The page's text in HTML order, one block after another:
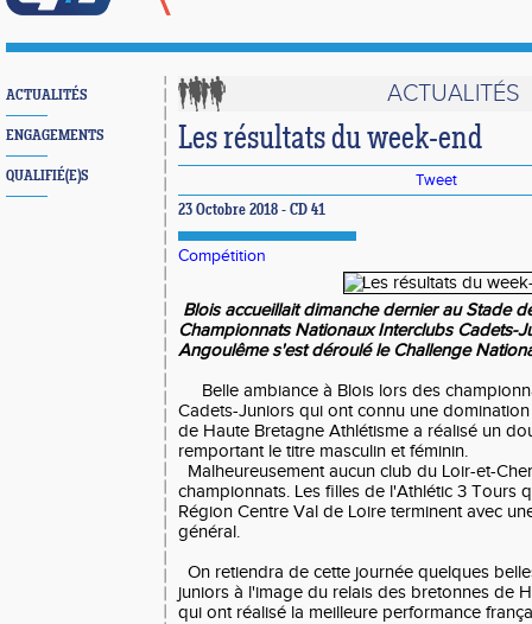
ACTUALITÉS
ENGAGEMENTS
QUALIFIÉ(E)S
ACTUALITÉS
Les résultats du week-end
Tweet
23 Octobre 2018 - CD 41
Compétition
Blois accueillait dimanche dernier au Stade
Championnats Nationaux Interclubs Cadets-
Angoulême s'est déroulé le Challenge
Belle ambiance à Blois lors des
Cadets-Juniors qui ont connu une
de Haute Bretagne Athlétisme a réalisé un
remportant le titre masculin et féminin.
Malheureusement aucun club du Loir-et-
championnats. Les filles de l'Athlétic 3 Tours
Région Centre Val de Loire terminent avec
général.
On retiendra de cette journée quelques
juniors à l'image du relais des bretonnes de
qui ont réalisé la meilleure performance